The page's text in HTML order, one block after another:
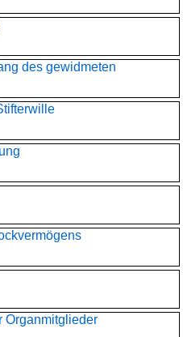
des gewidmeten
Organmitglieder